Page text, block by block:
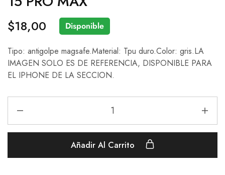
$18,00 Disponible
Tipo: antigolpe magsafe.Material: Tpu duro.Color: gris.LA
IMAGEN SOLO ES DE REFERENCIA, DISPONIBLE PARA
EL IPHONE DE LA SECCION.
Añadir Al Carrito